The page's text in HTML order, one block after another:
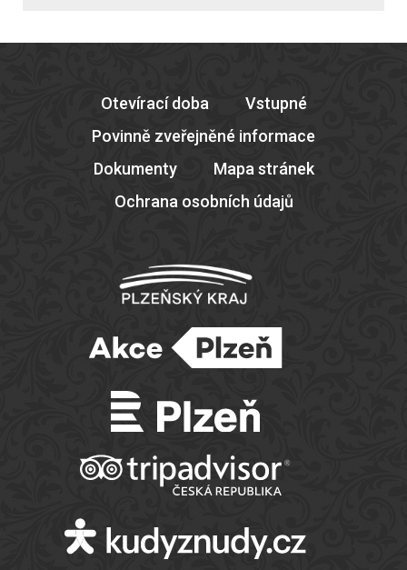
Otevírací doba
Vstupné
Povinně zveřejněné informace
Dokumenty
Mapa stránek
Ochrana osobních údajů